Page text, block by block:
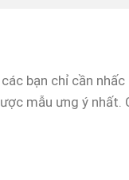
bạn chỉ cần
mẫu ưng ý nhất.